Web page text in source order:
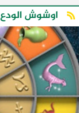
اوشوش الودع